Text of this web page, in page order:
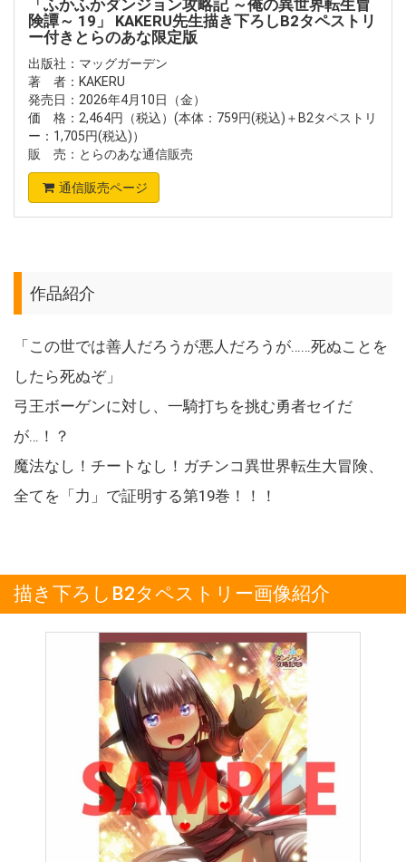
「ふかふかダンジョン攻略記 ～俺の異世界転生冒
険譚～ 19」 KAKERU先生描き下ろしB2タペストリ
ー付きとらのあな限定版
出版社：マッグガーデン
著 者：KAKERU
発売日：2026年4月10日（金）
価 格：2,464円（税込）(本体：759円(税込)＋B2タペストリ
ー：1,705円(税込)）
販 売：とらのあな通信販売
通信販売ページ
作品紹介
「この世では善人だろうが悪人だろうが……死ぬことを
したら死ぬぞ」
弓王ボーゲンに対し、一騎打ちを挑む勇者セイだ
が…！？
魔法なし！チートなし！ガチンコ異世界転生大冒険、
全てを「力」で証明する第19巻！！！
描き下ろしB2タペストリー画像紹介